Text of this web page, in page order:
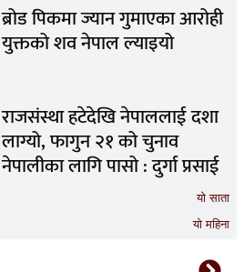
यो साता
यो महिना
ब्रोड पिकमा ज्यान गुमाएका आरोही
युक्तको शव नेपाल ल्याइयो
राजसंस्था हटेदेखि नेपाललाई दशा
लाग्यो, फागुन २१ को चुनाव
नेपालीका लागि पासो : दुर्गा प्रसाई